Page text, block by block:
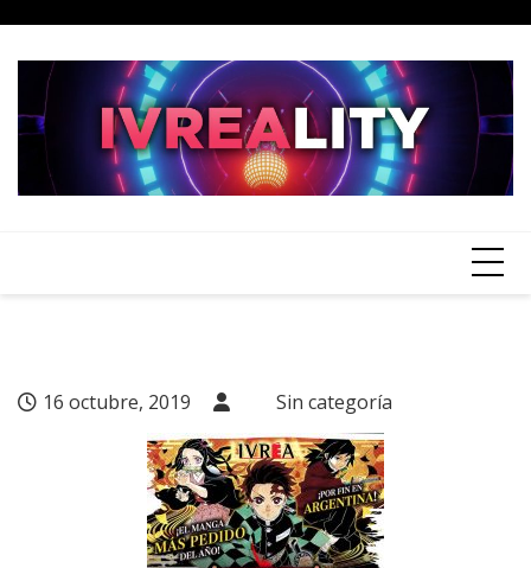
content
16 octubre, 2019 Sin categoría